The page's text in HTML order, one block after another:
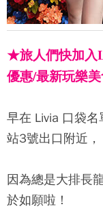
★旅人們快加入
優惠/最新玩樂
早在 Livia 口袋名
站3號出口附近，
因為總是大排長
於如願啦！